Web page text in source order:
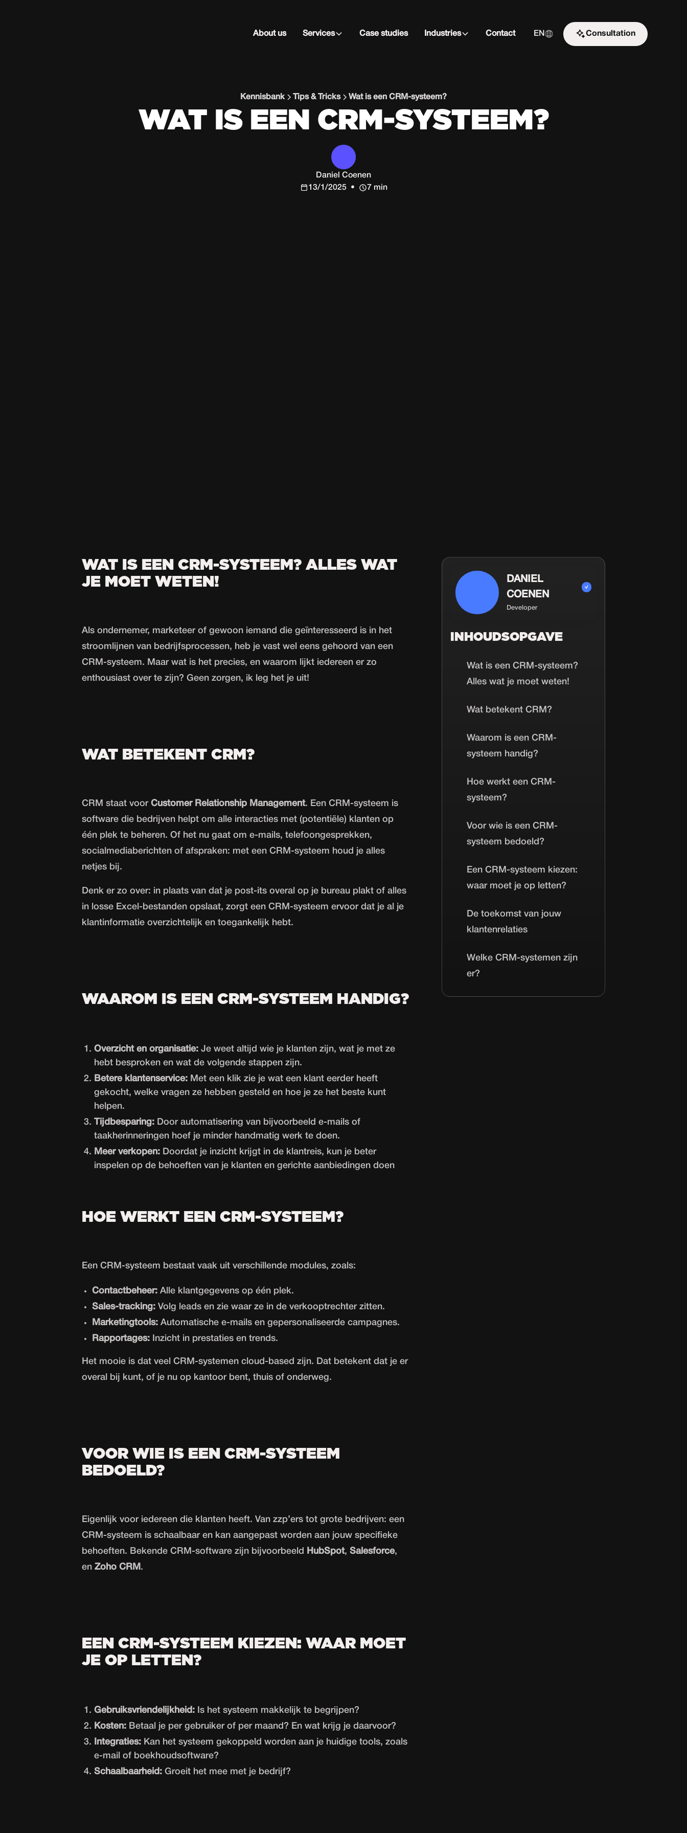
About us Services Case studies Industries Contact EN
Consultation
Start the challenge
Kennisbank Tips & Tricks Wat is een CRM-systeem?
WAT IS EEN CRM-SYSTEEM?
Daniel Coenen
13/1/2025
• 7 min
WAT IS EEN CRM-SYSTEEM? ALLES WAT
JE MOET WETEN!
Als ondernemer, marketeer of gewoon iemand die geïnteresseerd is in het
stroomlijnen van bedrijfsprocessen, heb je vast wel eens gehoord van een
CRM-systeem. Maar wat is het precies, en waarom lijkt iedereen er zo
enthousiast over te zijn? Geen zorgen, ik leg het je uit!
WAT BETEKENT CRM?
CRM staat voor Customer Relationship Management. Een CRM-systeem is
software die bedrijven helpt om alle interacties met (potentiële) klanten op
één plek te beheren. Of het nu gaat om e-mails, telefoongesprekken,
socialmediaberichten of afspraken: met een CRM-systeem houd je alles
netjes bij.
Denk er zo over: in plaats van dat je post-its overal op je bureau plakt of alles
in losse Excel-bestanden opslaat, zorgt een CRM-systeem ervoor dat je al je
klantinformatie overzichtelijk en toegankelijk hebt.
WAAROM IS EEN CRM-SYSTEEM HANDIG?
Overzicht en organisatie: Je weet altijd wie je klanten zijn, wat je met ze
hebt besproken en wat de volgende stappen zijn.
Betere klantenservice: Met een klik zie je wat een klant eerder heeft
gekocht, welke vragen ze hebben gesteld en hoe je ze het beste kunt
helpen.
Tijdbesparing: Door automatisering van bijvoorbeeld e-mails of
taakherinneringen hoef je minder handmatig werk te doen.
Meer verkopen: Doordat je inzicht krijgt in de klantreis, kun je beter
inspelen op de behoeften van je klanten en gerichte aanbiedingen doen
HOE WERKT EEN CRM-SYSTEEM?
Een CRM-systeem bestaat vaak uit verschillende modules, zoals:
Contactbeheer: Alle klantgegevens op één plek.
Sales-tracking: Volg leads en zie waar ze in de verkooptrechter zitten.
Marketingtools: Automatische e-mails en gepersonaliseerde campagnes.
Rapportages: Inzicht in prestaties en trends.
Het mooie is dat veel CRM-systemen cloud-based zijn. Dat betekent dat je er
overal bij kunt, of je nu op kantoor bent, thuis of onderweg.
VOOR WIE IS EEN CRM-SYSTEEM
BEDOELD?
Eigenlijk voor iedereen die klanten heeft. Van zzp’ers tot grote bedrijven: een
CRM-systeem is schaalbaar en kan aangepast worden aan jouw specifieke
behoeften. Bekende CRM-software zijn bijvoorbeeld
HubSpot, Salesforce,
en Zoho CRM .
EEN CRM-SYSTEEM KIEZEN: WAAR MOET
JE OP LETTEN?
Gebruiksvriendelijkheid: Is het systeem makkelijk te begrijpen?
Kosten: Betaal je per gebruiker of per maand? En wat krijg je daarvoor?
Integraties: Kan het systeem gekoppeld worden aan je huidige tools, zoals
e-mail of boekhoudsoftware?
Schaalbaarheid: Groeit het mee met je bedrijf?
DANIEL
COENEN
Developer
INHOUDSOPGAVE
Wat is een CRM-systeem?
Alles wat je moet weten!
Wat betekent CRM?
Waarom is een CRM-
systeem handig?
Hoe werkt een CRM-
systeem?
Voor wie is een CRM-
systeem bedoeld?
Een CRM-systeem kiezen:
waar moet je op letten?
De toekomst van jouw
klantenrelaties
Welke CRM-systemen zijn
er?